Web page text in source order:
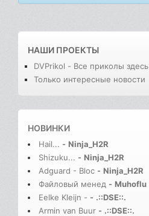
НАШИ ПРОЕКТЫ
DVPrikol - Все приколы здесь
Только интересные новости
НОВИНКИ
Hail... - Ninja_H2R
Shizuku... - Ninja_H2R
Adguard - Bloc - Ninja_H2R
Файловый менед - Muhoflu
Eelke Kleijn - - .::DSE::.
Armin van Buur - .::DSE::.